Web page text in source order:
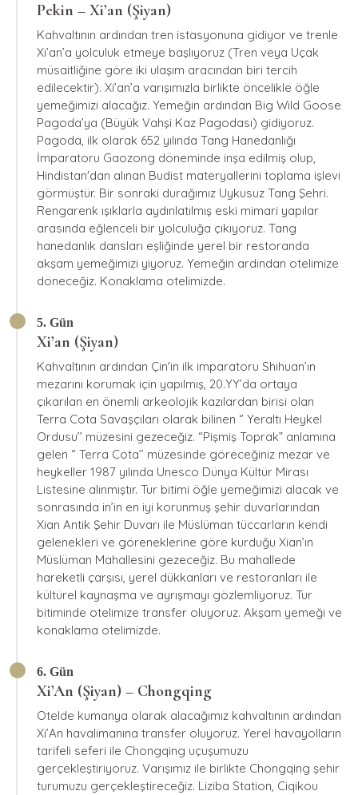
Pekin – Xi’an (Şiyan)
Kahvaltının ardından tren istasyonuna gidiyor ve trenle
Xi’an’a yolculuk etmeye başlıyoruz (Tren veya Uçak
müsaitliğine göre iki ulaşım aracından biri tercih
edilecektir). Xi’an’a varışımızla birlikte öncelikle öğle
yemeğimizi alacağız. Yemeğin ardından Big Wild Goose
Pagoda’ya (Büyük Vahşi Kaz Pagodası) gidiyoruz.
Pagoda, ilk olarak 652 yılında Tang Hanedanlığı
İmparatoru Gaozong döneminde inşa edilmiş olup,
Hindistan'dan alınan Budist materyallerini toplama işlevi
görmüştür. Bir sonraki durağımız Uykusuz Tang Şehri.
Rengarenk ışıklarla aydınlatılmış eski mimari yapılar
arasında eğlenceli bir yolculuğa çıkıyoruz. Tang
hanedanlık dansları eşliğinde yerel bir restoranda
akşam yemeğimizi yiyoruz. Yemeğin ardından otelimize
döneceğiz. Konaklama otelimizde.
5. Gün
Xi’an (Şiyan)
Kahvaltının ardından Çin'in ilk imparatoru Shihuan’ın
mezarını korumak için yapılmış, 20.YY’da ortaya
çıkarılan en önemli arkeolojik kazılardan birisi olan
Terra Cota Savaşçıları olarak bilinen ‘’ Yeraltı Heykel
Ordusu’’ müzesini gezeceğiz. “Pişmiş Toprak” anlamına
gelen ‘’ Terra Cota’’ müzesinde göreceğiniz mezar ve
heykeller 1987 yılında Unesco Dünya Kültür Mirası
Listesine alınmıştır. Tur bitimi öğle yemeğimizi alacak ve
sonrasında in’in en iyi korunmuş şehir duvarlarından
Xian Antik Şehir Duvarı ile Müslüman tüccarların kendi
gelenekleri ve göreneklerine göre kurduğu Xian’ın
Müslüman Mahallesini gezeceğiz. Bu mahallede
hareketli çarşısı, yerel dükkanları ve restoranları ile
kültürel kaynaşma ve ayrışmayı gözlemliyoruz. Tur
bitiminde otelimize transfer oluyoruz. Akşam yemeği ve
konaklama otelimizde.
6. Gün
Xi’An (Şiyan) – Chongqing
Otelde kumanya olarak alacağımız kahvaltının ardından
Xi’An havalimanına transfer oluyoruz. Yerel havayolların
tarifeli seferi ile Chongqing uçuşumuzu
gerçekleştiriyoruz. Varışımız ile birlikte Chongqing şehir
turumuzu gerçekleştireceğiz. Liziba Station, Ciqikou